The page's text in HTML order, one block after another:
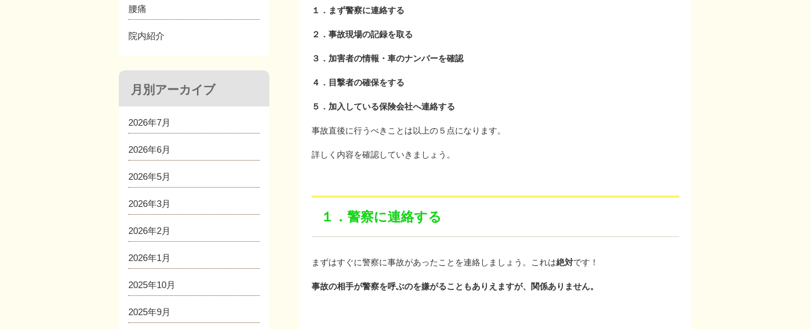
１．まず警察に連絡する
２．事故現場の記録を取る
３．加害者の情報・車のナンバーを確認
４．目撃者の確保をする
５．加入している保険会社へ連絡する
事故直後に行うべきことは以上の５点になります。
詳しく内容を確認していきましょう。
１． 警察に連絡する
まずはすぐに警察に事故があったことを連絡しましょう。これは絶対です！
事故の相手が警察を呼ぶのを嫌がることもありえますが、関係ありません。
腰痛
院内紹介
月別アーカイブ
2026年7月
2026年6月
2026年5月
2026年3月
2026年2月
2026年1月
2025年10月
2025年9月